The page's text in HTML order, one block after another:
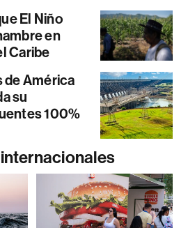
El Niño
en
Caribe
de América
su
100%